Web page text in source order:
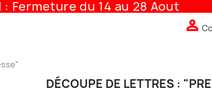
Fermeture du 14 au 28 Aout

DÉCOUPE DE LETTRES :